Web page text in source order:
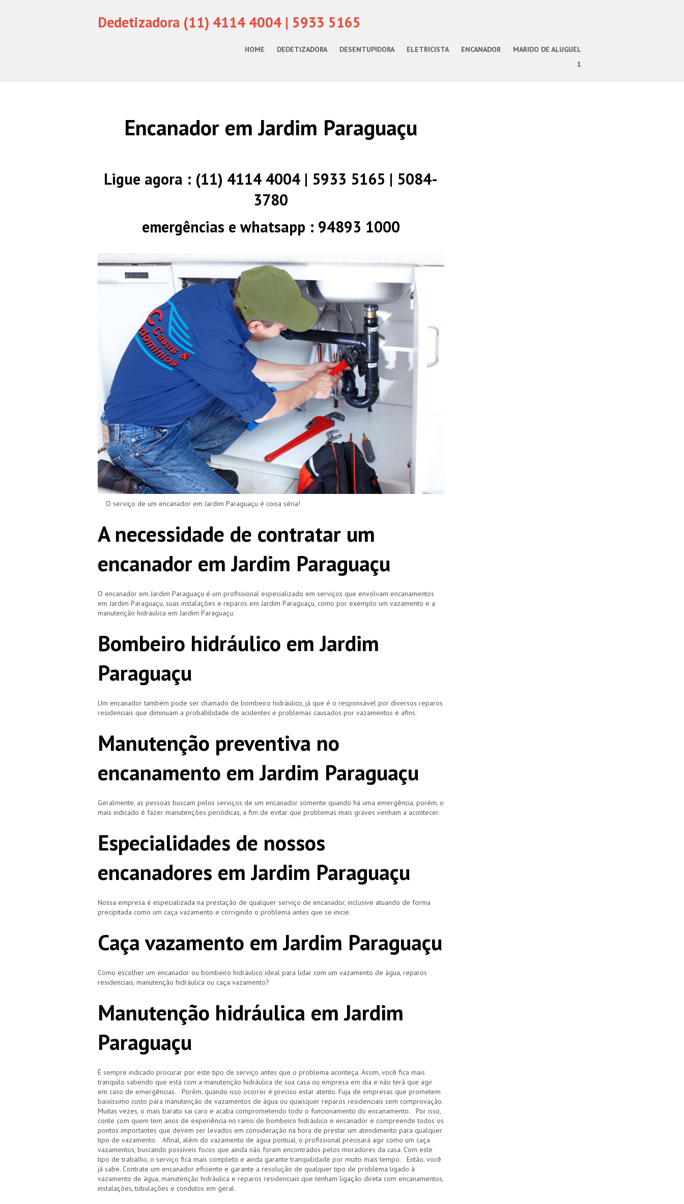
Dedetizadora (11) 4114 4004 | 5933 5165
HOME DEDETIZADORA DESENTUPIDORA ELETRICISTA ENCANADOR
MARIDO DE ALUGUEL
1
Encanador em Jardim Paraguaçu
Ligue agora : (11) 4114 4004 | 5933 5165 | 5084-
3780
emergências e whatsapp : 94893 1000
O serviço de um encanador em Jardim Paraguaçu é coisa séria!
A necessidade de contratar um
encanador em Jardim Paraguaçu
O encanador em Jardim Paraguaçu é um profissional especializado em serviços que envolvam encanamentos
em Jardim Paraguaçu, suas instalações e reparos em Jardim Paraguaçu, como por exemplo um vazamento e a
manutenção hidráulica em Jardim Paraguaçu.
Bombeiro hidráulico em Jardim
Paraguaçu
Um encanador também pode ser chamado de bombeiro hidráulico, já que é o responsável por diversos reparos
residenciais que diminuam a probabilidade de acidentes e problemas causados por vazamentos e afins.
Manutenção preventiva no
encanamento em Jardim Paraguaçu
Geralmente, as pessoas buscam pelos serviços de um encanador somente quando há uma emergência, porém, o
mais indicado é fazer manutenções periódicas, a fim de evitar que problemas mais graves venham a acontecer.
Especialidades de nossos
encanadores em Jardim Paraguaçu
Nossa empresa é especializada na prestação de qualquer serviço de encanador, inclusive atuando de forma
precipitada como um caça vazamento e corrigindo o problema antes que se inicie.
Caça vazamento em Jardim Paraguaçu
Como escolher um encanador ou bombeiro hidráulico ideal para lidar com um vazamento de água, reparos
residenciais, manutenção hidráulica ou caça vazamento?
Manutenção hidráulica em Jardim
Paraguaçu
É sempre indicado procurar por este tipo de serviço antes que o problema aconteça. Assim, você fica mais
tranquilo sabendo que está com a manutenção hidráulica de sua casa ou empresa em dia e não terá que agir
em caso de emergências. Porém, quando isso ocorrer é preciso estar atento. Fuja de empresas que prometem
baixíssimo custo para manutenção de vazamentos de água ou quaisquer reparos residenciais sem comprovação.
Muitas vezes, o mais barato sai caro e acaba comprometendo todo o funcionamento do encanamento. Por isso,
conte com quem tem anos de experiência no ramo de bombeiro hidráulico e encanador e compreende todos os
pontos importantes que devem ser levados em consideração na hora de prestar um atendimento para qualquer
tipo de vazamento. Afinal, além do vazamento de água pontual, o profissional precisará agir como um caça
vazamentos, buscando possíveis focos que ainda não foram encontrados pelos moradores da casa. Com este
tipo de trabalho, o serviço fica mais completo e ainda garante tranquilidade por muito mais tempo. Então, você
já sabe. Contrate um encanador eficiente e garante a resolução de qualquer tipo de problema ligado à
vazamento de água, manutenção hidráulica e reparos residenciais que tenham ligação direta com encanamentos,
instalações, tubulações e condutos em geral.